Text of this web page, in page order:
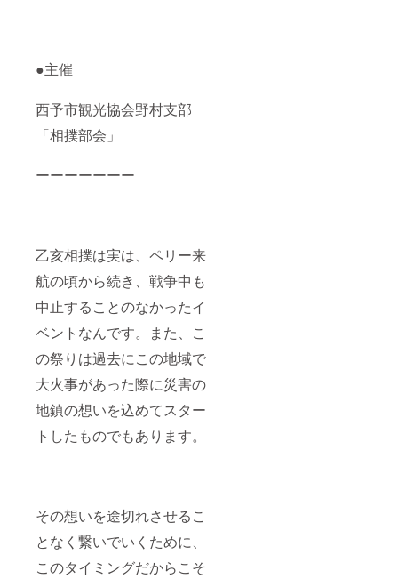
●主催
西予市観光協会野村支部
「相撲部会」
ーーーーーーー
乙亥相撲は実は、ペリー来
航の頃から続き、戦争中も
中止することのなかったイ
ベントなんです。また、こ
の祭りは過去にこの地域で
大火事があった際に災害の
地鎮の想いを込めてスター
トしたものでもあります。
その想いを途切れさせるこ
となく繋いでいくために、
このタイミングだからこそ